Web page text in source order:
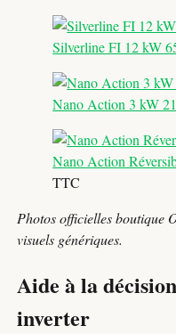
Silverline FI 12 kW
Nano Action 3 kW
Nano Action
TTC
Photos officielles boutique
visuels génériques.
Aide à la
inverter